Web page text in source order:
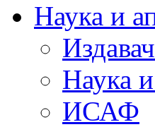
Наука и
Наука
ИСАФ